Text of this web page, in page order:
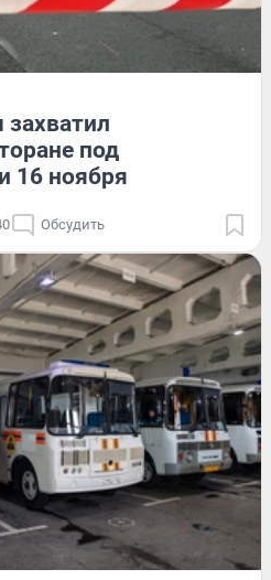
под
16 ноября
Обсудить